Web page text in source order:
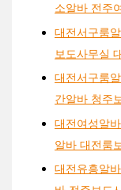
소알바 전주
대전서구룸
보도사무실
대전서구룸
간알바 청주
대전여성알
알바 대전룸
대전유흥알